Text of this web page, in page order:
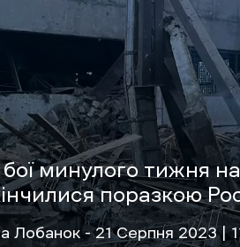
бої минулого тижня
поразкою
Лобанок- 21 Cерпня 2023 |